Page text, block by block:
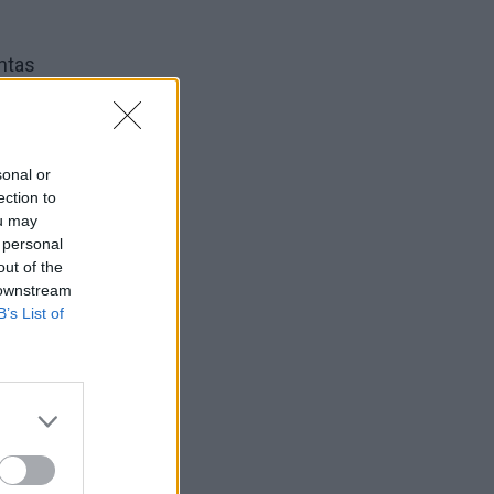
or
to
may
of the
List of
–